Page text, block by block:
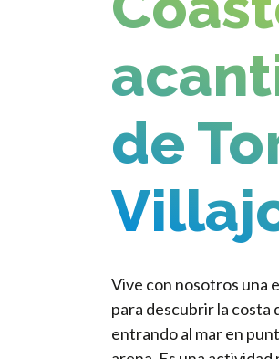
de
Vive con nosotros una
para descubrir la
entrando al mar en